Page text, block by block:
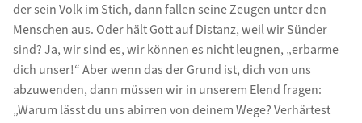
der sein Volk im Stich, dann fallen seine Zeugen unter den
Menschen aus. Oder hält Gott auf Distanz, weil wir Sünder
sind? Ja, wir sind es, wir können es nicht leugnen, „erbarme
dich unser!“ Aber wenn das der Grund ist, dich von uns
abzuwenden, dann müssen wir in unserem Elend fragen:
„Warum lässt du uns abirren von deinem Wege? Verhärtest